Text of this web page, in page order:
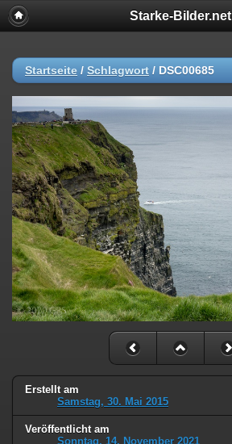
Starke-Bilder.net
Startseite / Schlagwort / DSC00685
Erstellt am
Samstag, 30. Mai 2015
Veröffentlicht am
Sonntag, 14. November 2021